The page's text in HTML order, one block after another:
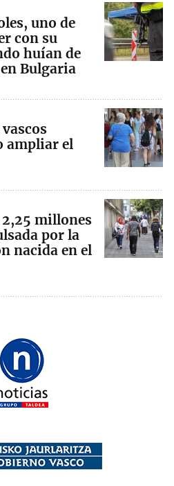
uno de
con su
huían de
Bulgaria
ampliar el
millones
por la
nacida en el